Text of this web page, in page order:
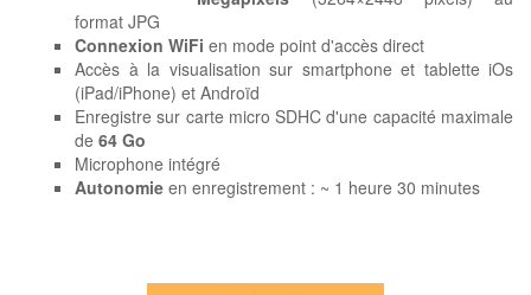
format JPG
Connexion WiFi en mode point d'accès direct
Accès à la visualisation sur smartphone et tablette iOs
(iPad/iPhone) et Androïd
Enregistre sur carte micro SDHC d'une capacité maximale
de 64 Go
Microphone intégré
Autonomie en enregistrement : ~ 1 heure 30 minutes